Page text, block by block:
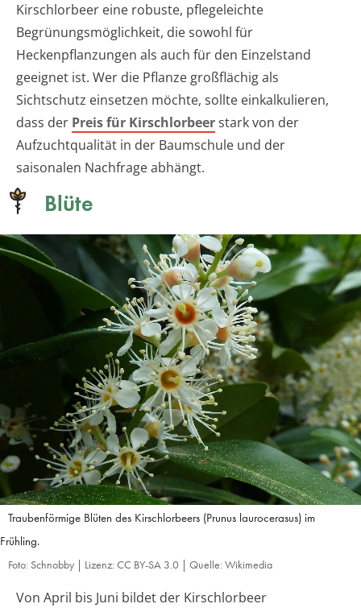
Kirschlorbeer eine robuste, pflegeleichte
Begrünungsmöglichkeit, die sowohl für
Heckenpflanzungen als auch für den Einzelstand
geeignet ist. Wer die Pflanze großflächig als
Sichtschutz einsetzen möchte, sollte einkalkulieren,
dass der Preis für Kirschlorbeerstark von der
Aufzuchtqualität in der Baumschule und der
saisonalen Nachfrage abhängt.
Blüte
Traubenförmige Blüten des Kirschlorbeers (Prunus laurocerasus) im
Frühling.
Foto: Schnobby | Lizenz: CC BY-SA 3.0 | Quelle: Wikimedia
Von April bis Juni bildet der Kirschlorbeer